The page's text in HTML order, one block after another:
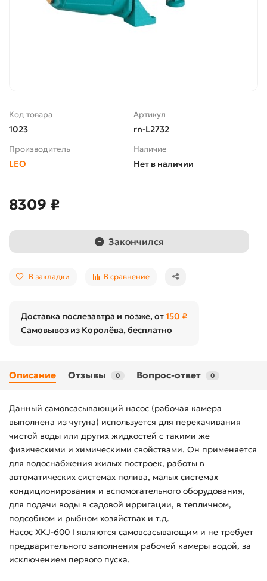
Код товара
1023
Артикул
rn-L2732
Производитель
LEO
Наличие
Нет в наличии
8309 ₽
Закончился
В закладки В сравнение
Доставка послезавтра и позже, от150 ₽
Самовывоз из Королёва, бесплатно
Описание Отзывы 0 Вопрос-ответ 0
Данный самовсасывающий насос (рабочая камера
выполнена из чугуна) используется для перекачивания
чистой воды или других жидкостей с такими же
физическими и химическими свойствами. Он применяется
для водоснабжения жилых построек, работы в
автоматических системах полива, малых системах
кондиционирования и вспомогательного оборудования,
для подачи воды в садовой ирригации, в тепличном,
подсобном и рыбном хозяйствах и т.д.
Насос XKJ-600 I являются самовсасывающим и не требует
предварительного заполнения рабочей камеры водой, за
исключением первого пуска.